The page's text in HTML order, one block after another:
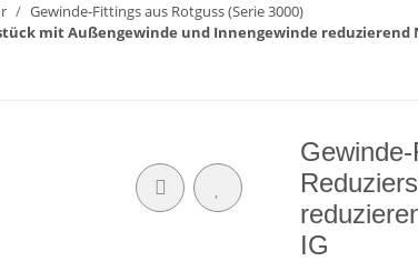
Gewinde-Fittings aus Rotguss (Serie 3000)
mit Außengewinde und Innengewinde reduzierend
IG